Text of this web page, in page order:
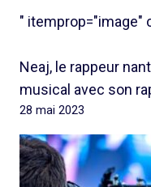
" itemprop="image"
Neaj, le rappeur
musical avec son
28 mai 2023